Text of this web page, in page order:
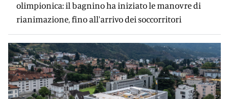
olimpionica: il bagnino ha iniziato le manovre di
rianimazione, fino all'arrivo dei soccorritori